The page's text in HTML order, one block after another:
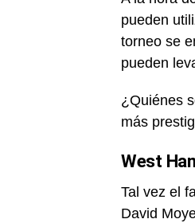
pueden
torneo se
pueden
¿Quiénes
más
West
Tal vez el
David